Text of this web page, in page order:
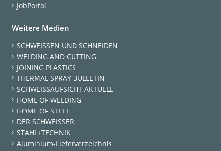
JobPortal
Weitere Medien
SCHWEISSEN UND SCHNEIDEN
WELDING AND CUTTING
JOINING PLASTICS
THERMAL SPRAY BULLETIN
SCHWEISSAUFSICHT AKTUELL
HOME OF WELDING
HOME OF STEEL
DER SCHWEISSER
STAHL+TECHNIK
Aluminium-Lieferverzeichnis